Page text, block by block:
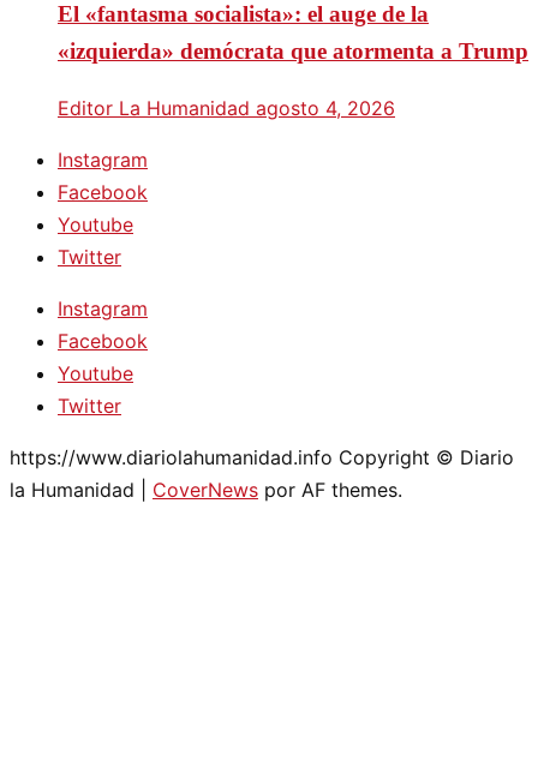
El «fantasma socialista»: el auge de la
«izquierda» demócrata que atormenta a Trump
Editor La Humanidad agosto 4, 2026
Instagram
Facebook
Youtube
Twitter
Instagram
Facebook
Youtube
Twitter
https://www.diariolahumanidad.info Copyright © Diario
la Humanidad
CoverNews por AF themes.